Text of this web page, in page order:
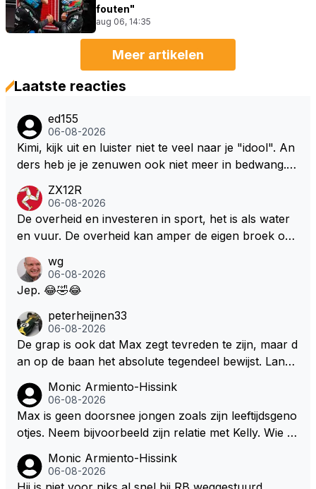
fouten"
aug 06, 14:35
Meer artikelen
Laatste reacties
ed155
06-08-2026
Kimi, kijk uit en luister niet te veel naar je "idool". An
ders heb je je zenuwen ook niet meer in bedwang. Zi
Marquez/Jos ? Veel gezelliger
ZX12R
06-08-2026
De overheid en investeren in sport, het is als water
en vuur. De overheid kan amper de eigen broek oph
s. Je kunt de Staat het best vergelijken met de sherif
f van Nottinghem (Robin Hood) welk achter de bom
m/haar van zijn laatste zuurverdiende stuiver te ber
oven. De Staat heeft nooit ooit maar een stuiver in Z
andvoort willen investeren en dat zal ook nooit gebe
uren. Afdragen van BTW gelden en vergunningen bi
j dergelijke sportievefestiviteiten MOET je dan weer
wel afstaan, de parasiet.
wg
06-08-2026
Jep. 😂🤣😂
peterheijnen33
06-08-2026
De grap is ook dat Max zegt tevreden te zijn, maar d
an op de baan het absolute tegendeel bewijst. Lando
dan eigenlijk niet echt zien. ;)
Monic Armiento-Hissink
06-08-2026
Max is geen doorsnee jongen zoals zijn leeftijdsgeno
otjes. Neem bijvoorbeeld zijn relatie met Kelly. Wie g
artjes ouder is en al een kleine heeft van een voorm
alig RB-lid op de leeftijd van 23 jaar? Hij doet dingen
Monic Armiento-Hissink
06-08-2026